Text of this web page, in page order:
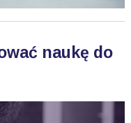
naukę do